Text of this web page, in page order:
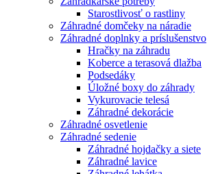
Starostlivosť o rastliny
Záhradné domčeky na náradie
Záhradné doplnky a príslušenstvo
Hračky na záhradu
Koberce a terasová dlažba
Podsedáky
Úložné boxy do záhrady
Vykurovacie telesá
Záhradné dekorácie
Záhradné osvetlenie
Záhradné sedenie
Záhradné hojdačky a siete
Záhradné lavice